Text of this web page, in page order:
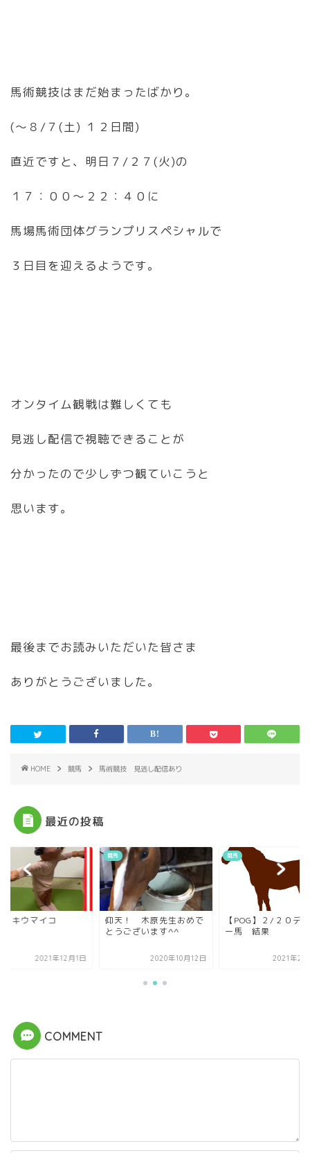
馬術競技はまだ始まったばかり。
(〜８/７(土) １２日間)
直近ですと、明日７/２７(火)の
１７：００〜２２：４０に
馬場馬術団体グランプリスペシャルで
３日目を迎えるようです。
オンタイム観戦は難しくても
見逃し配信で視聴できることが
分かったので少しずつ観ていこうと
思います。
最後までお読みいただいた皆さま
ありがとうございました。
HOME 競馬 馬術競技 見逃し配信あり
最近の投稿
ウキウマイコ
2021年12月1日
競馬
仰天！ 木原先生おめで
とうございます^^
2020年10月12日
競馬
【POG】２/２０デ
ー馬 結果
2021年2
COMMENT